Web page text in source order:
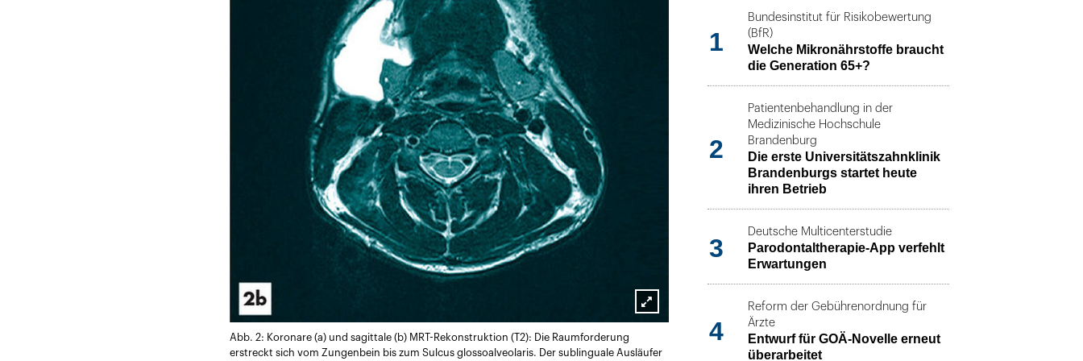
Lightbox
öffnen
Abb. 2: Koronare (a) und sagittale (b) MRT-Rekonstruktion (T2): Die Raumforderung
erstreckt sich vom Zungenbein bis zum Sulcus glossoalveolaris. Der sublinguale Ausläufer
1
Bundesinstitut für Risikobewertung
(BfR)
Welche Mikronährstoffe braucht
die Generation 65+?
2
Patientenbehandlung in der
Medizinische Hochschule
Brandenburg
Die erste Universitätszahnklinik
Brandenburgs startet heute
ihren Betrieb
3
Deutsche Multicenterstudie
Parodontaltherapie-App verfehlt
Erwartungen
4
Reform der Gebührenordnung für
Ärzte
Entwurf für GOÄ-Novelle erneut
überarbeitet